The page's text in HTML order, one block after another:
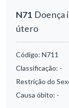
N71 Doença
útero
Código: N711
Classificação: -
Restrição do
Causa óbito: -